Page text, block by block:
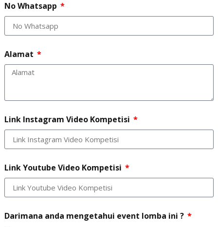
No Whatsapp
Alamat
Link Instagram Video Kompetisi
Link Youtube Video Kompetisi
Darimana anda mengetahui event lomba ini ?